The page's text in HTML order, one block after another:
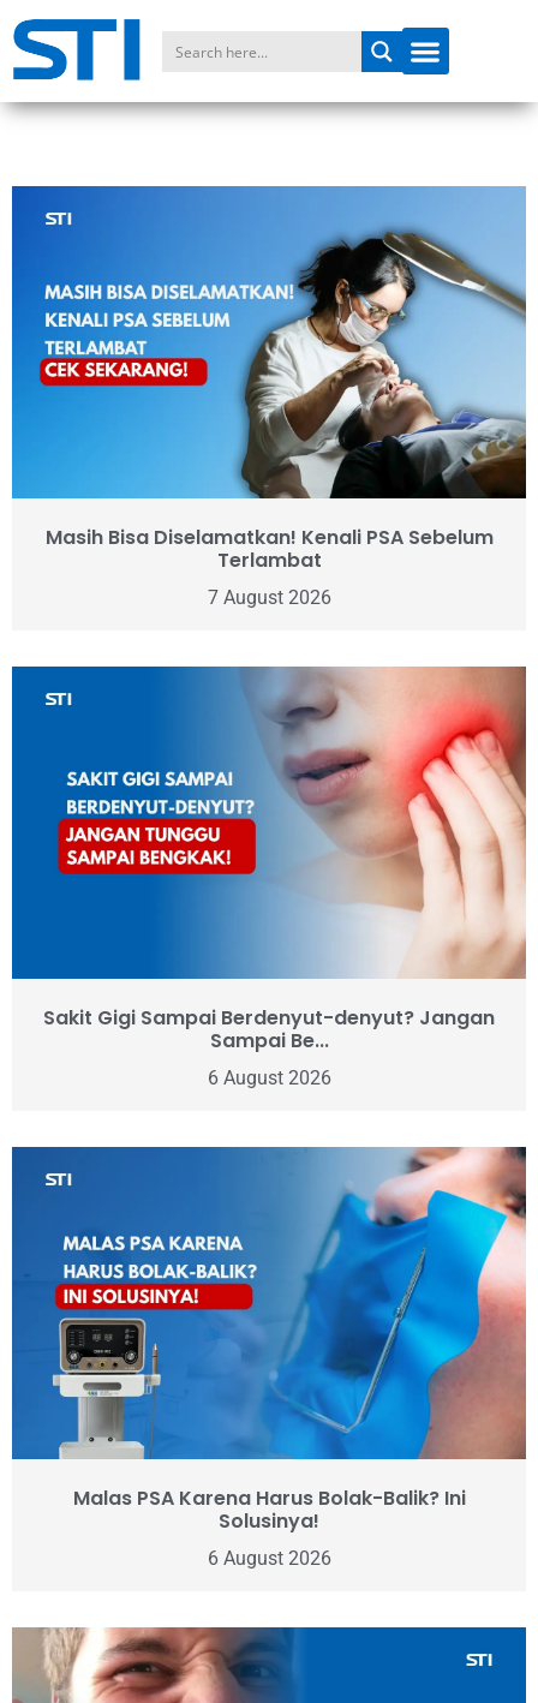
Masih Bisa Diselamatkan! Kenali PSA Sebelum
Terlambat
7 August 2026
Sakit Gigi Sampai Berdenyut-denyut? Jangan
Sampai Be...
6 August 2026
Malas PSA Karena Harus Bolak-Balik? Ini
Solusinya!
6 August 2026